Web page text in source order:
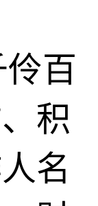
百
积
名